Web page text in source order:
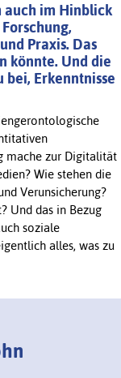
auch im Hinblick
Praxis. Das
könnte. Und die
bei, Erkenntnisse
mache zur Digitalität
Wie stehen die
Verunsicherung?
Und das in Bezug
soziale
alles, was zu